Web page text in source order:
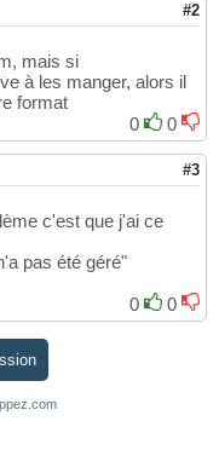
#2
mais si
à les manger, alors il
format
0
0
#3
c'est que j'ai ce
pas été géré"
0
0